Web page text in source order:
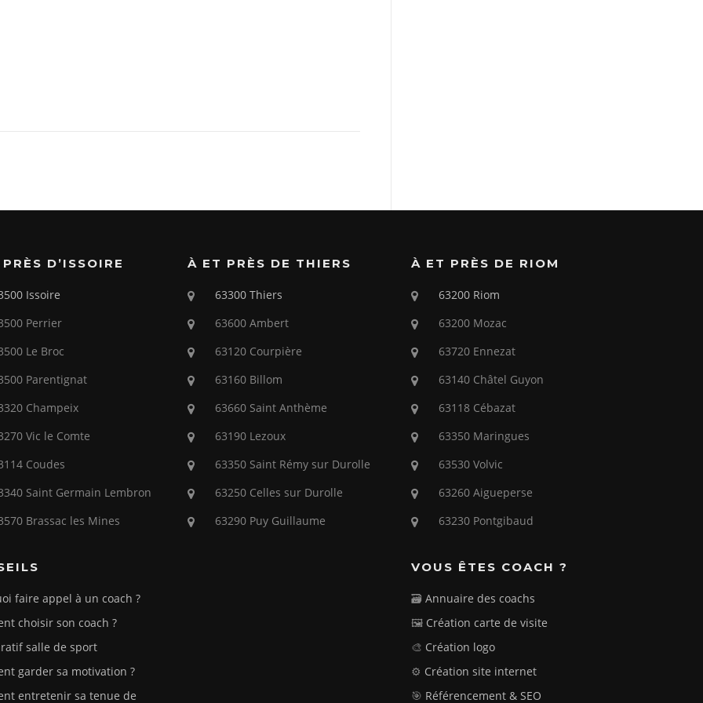
D’ISSOIRE
Issoire
Perrier
Le Broc
Parentignat
Champeix
Vic le Comte
Coudes
Saint Germain Lembron
Brassac les Mines
faire appel à un coach ?
choisir son coach ?
salle de sport
garder sa motivation ?
entretenir sa tenue de
À ET PRÈS DE THIERS
63300 Thiers
63600 Ambert
63120 Courpière
63160 Billom
63660 Saint Anthème
63190 Lezoux
63350 Saint Rémy sur Durolle
63250 Celles sur Durolle
63290 Puy Guillaume
À ET PRÈS DE RIOM
63200 Riom
63200 Mozac
63720 Ennezat
63140 Châtel Guyon
63118 Cébazat
63350 Maringues
63530 Volvic
63260 Aigueperse
63230 Pontgibaud
VOUS ÊTES COACH ?
🗃️ Annuaire des coachs
🖼️ Création carte de visite
🎨 Création logo
⚙️ Création site internet
🎯 Référencement & SEO